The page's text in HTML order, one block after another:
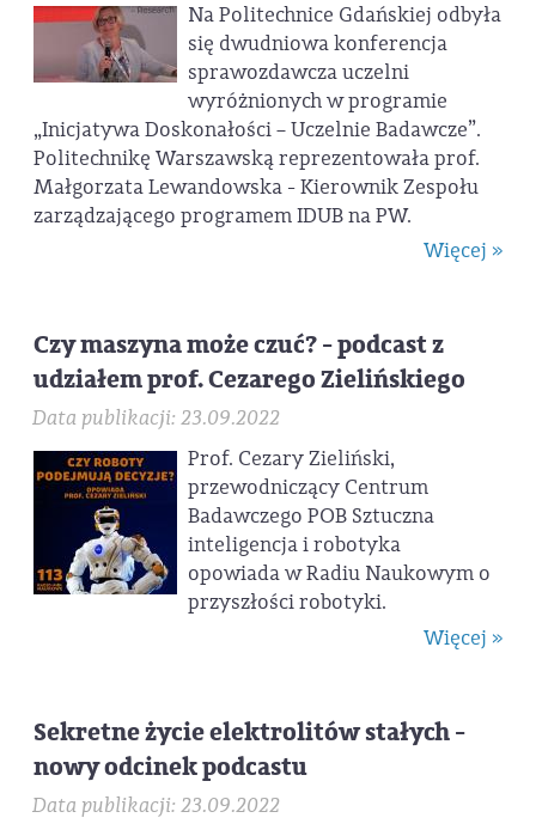
Na Politechnice Gdańskiej odbyła
się dwudniowa konferencja
sprawozdawcza uczelni
wyróżnionych w programie
„Inicjatywa Doskonałości – Uczelnie Badawcze”.
Politechnikę Warszawską reprezentowała prof.
Małgorzata Lewandowska - Kierownik Zespołu
zarządzającego programem IDUB na PW.
Więcej »
Czy maszyna może czuć? - podcast z
udziałem prof. Cezarego Zielińskiego
Data publikacji: 23.09.2022
Prof. Cezary Zieliński,
przewodniczący Centrum
Badawczego POB Sztuczna
inteligencja i robotyka
opowiada w Radiu Naukowym o
przyszłości robotyki.
Więcej »
Sekretne życie elektrolitów stałych -
nowy odcinek podcastu
Data publikacji: 23.09.2022